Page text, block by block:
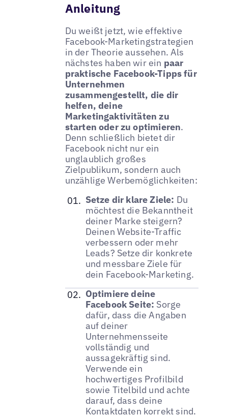
Anleitung
Du weißt jetzt, wie effektive
Facebook-Marketingstrategien
in der Theorie aussehen. Als
nächstes haben wir ein paar
praktische Facebook-Tipps für
Unternehmen
zusammengestellt, die dir
helfen, deine
Marketingaktivitäten zu
starten oder zu optimieren.
Denn schließlich bietet dir
Facebook nicht nur ein
unglaublich großes
Zielpublikum, sondern auch
unzählige Werbemöglichkeiten:
Setze dir klare Ziele: Du
möchtest die Bekanntheit
deiner Marke steigern?
Deinen Website-Traffic
verbessern oder mehr
Leads? Setze dir konkrete
und messbare Ziele für
dein Facebook-Marketing.
Optimiere deine
Facebook Seite: Sorge
dafür, dass die Angaben
auf deiner
Unternehmensseite
vollständig und
aussagekräftig sind.
Verwende ein
hochwertiges Profilbild
sowie Titelbild und achte
darauf, dass deine
Kontaktdaten korrekt sind.